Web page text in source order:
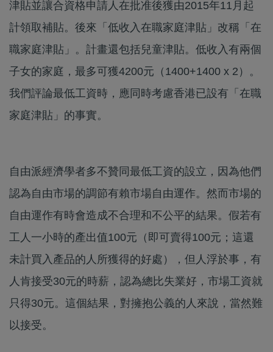
津貼並讓合資格申請人在批准後獲由2015年11月起
計領取補貼。後來「低收入在職家庭津貼」改稱「在
職家庭津貼」。計畫還包括兒童津貼。低收入有兩個
子女的家庭，最多可獲4200元（1400+1400 x 2）。
我們評論最低工資時，應同時考慮香港已設有「在職
家庭津貼」的事實。
自由派經濟學者多不贊同最低工資的設立，因為他們
認為自由市場的調節有賴市場自由運作。然而市場的
自由運作有時會造成不合理和不公平的結果。假若有
工人一小時的產出值100元（即可賣得100元；這還
未計買入產品的人所獲得的好處），但人浮於事，有
人肯接受30元的時薪，認為總比失業好，市場工資就
只得30元。這個結果，對擁抱公義的人來說，當然難
以接受。